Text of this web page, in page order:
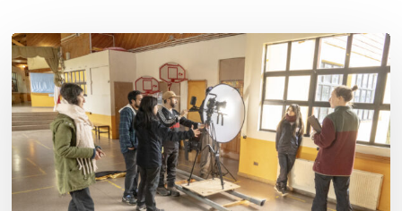
Toda
el
agua
del
mar:
largometraje